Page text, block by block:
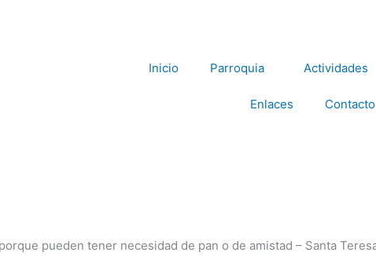
Inicio
Parroquia Actividades
Enlaces Contacto